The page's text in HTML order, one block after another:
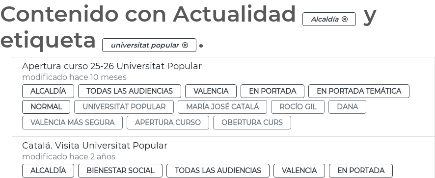
Contenido con Actualidad Alcaldía
y
etiqueta
universitat popular .
Apertura curso 25-26 Universitat Popular
modificado hace 10 meses
ALCALDÍA TODAS LAS AUDIENCIAS VALENCIA EN PORTADA
EN PORTADA TEMÁTICA
NORMAL
UNIVERSITAT POPULAR MARÍA JOSÉ CATALÁ ROCÍO GIL
DANA
VALÈNCIA MÁS SEGURA
APERTURA CURSO OBERTURA CURS
Catalá. Visita Universitat Popular
modificado hace 2 años
ALCALDÍA BIENESTAR SOCIAL TODAS LAS AUDIENCIAS VALENCIA
EN PORTADA